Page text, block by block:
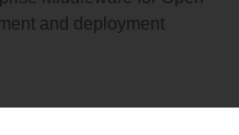
and deployment